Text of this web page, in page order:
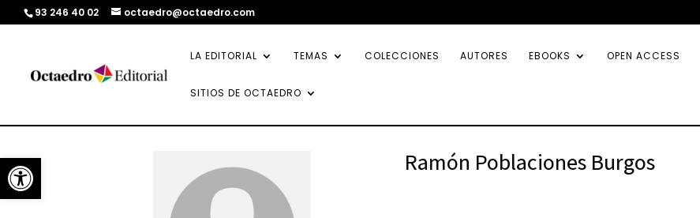
Abrir barra de herramientas
93 246 40 02 octaedro@octaedro.com
LA EDITORIAL TEMAS COLECCIONES AUTORES EBOOKS OPEN ACCESS
SITIOS DE OCTAEDRO
Ramón Poblaciones Burgos